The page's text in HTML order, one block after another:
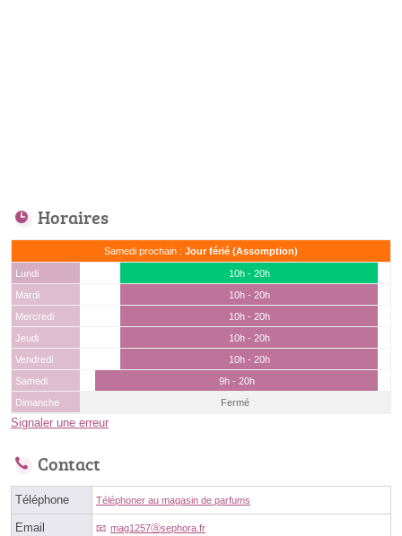
Horaires
Samedi prochain : Jour férié (Assomption)
Lundi
10h - 20h
Mardi
10h - 20h
Mercredi
10h - 20h
Jeudi
10h - 20h
Vendredi
10h - 20h
Samedi
9h - 20h
Dimanche
Fermé
Signaler une erreur
Contact
Téléphone Téléphoner au magasin de parfums
Email mag1257ⓐsephora.fr